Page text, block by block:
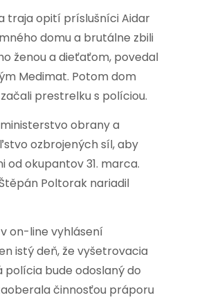
traja opití príslušníci Aidar
domu a brutálne zbili
ženou a dieťaťom, povedal
Medimat. Potom dom
prestrelku s políciou.
obrany a
ozbrojených síl, aby
od okupantov 31. marca.
Poltorak nariadil
on-line vyhlásení
istý deň, že vyšetrovacia
polícia bude odoslaný do
činnosťou práporu